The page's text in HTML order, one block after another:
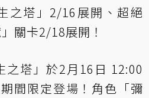
之塔」2/16展開、超絕
關卡2/18展開！
之塔」於2月16日 12:00
間限定登場！角色「彌